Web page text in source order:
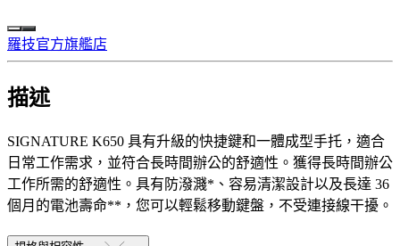
羅技官方旗艦店
描述
SIGNATURE K650 具有升級的快捷鍵和一體成型手托，適合
日常工作需求，並符合長時間辦公的舒適性。獲得長時間辦公
工作所需的舒適性。具有防潑濺*、容易清潔設計以及長達 36
個月的電池壽命**，您可以輕鬆移動鍵盤，不受連接線干擾。